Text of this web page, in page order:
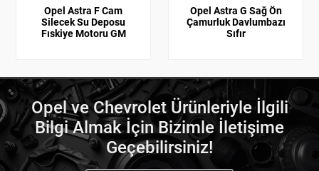
Opel Astra F Cam
Silecek Su Deposu
Fıskiye Motoru GM
Opel Astra G Sağ Ön
Çamurluk Davlumbazı
Sıfır
Opel ve Chevrolet Ürünleriyle İlgili
Bilgi Almak İçin Bizimle İletişime
Geçebilirsiniz!